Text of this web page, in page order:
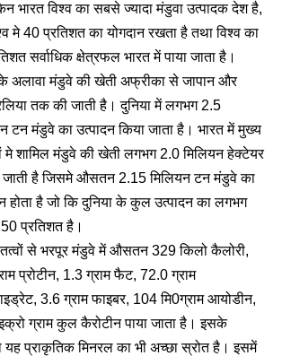
भारत विश्व का सबसे ज्यादा मंडुवा उत्पादक देश है,
मे 40 प्रतिशत का योगदान रखता है तथा विश्व का
सर्वाधिक क्षेत्रफल भारत में पाया जाता है।
अलावा मंडुवे की खेती अफ्रीका से जापान और
तक की जाती है। दुनिया में लगभग 2.5
टन मंडुवे का उत्पादन किया जाता है। भारत में मुख्य
शामिल मंडुवे की खेती लगभग 2.0 मिलियन हेक्टेयर
जाती है जिसमे औसतन 2.15 मिलियन टन मंडुवे का
होता है जो कि दुनिया के कुल उत्पादन का लगभग
प्रतिशत है।
से भरपूर मंडुवे में औसतन 329 किलो कैलोरी,
प्रोटीन, 1.3 ग्राम फैट, 72.0 ग्राम
3.6 ग्राम फाइबर, 104 मि0ग्राम आयोडीन,
ग्राम कुल कैरोटीन पाया जाता है। इसके
यह प्राकृतिक मिनरल का भी अच्छा स्रोत है। इसमें